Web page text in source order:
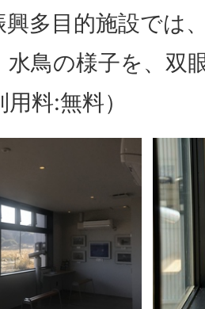
多目的施設では
水鳥の様子を、双
料:無料）